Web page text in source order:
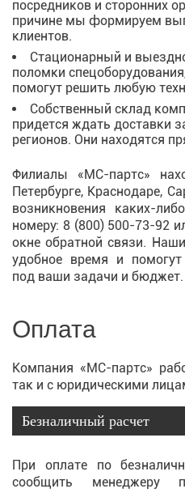
посредников и сторонних
причине мы формируем
клиентов.
Стационарный и
поломки
помогут решить любую
Собственный склад
придется ждать доставки
регионов. Они находятся
Филиалы «МС-партс»
Петербурге, Краснодаре,
возникновения каких-
номеру: 8 (800) 500-73-92
окне обратной связи.
удобное время и
под ваши задачи и бюджет.
Оплата
Компания «МС-партс»
так и с юридическими
Безналичный расчет
При оплате по
сообщить менеджеру